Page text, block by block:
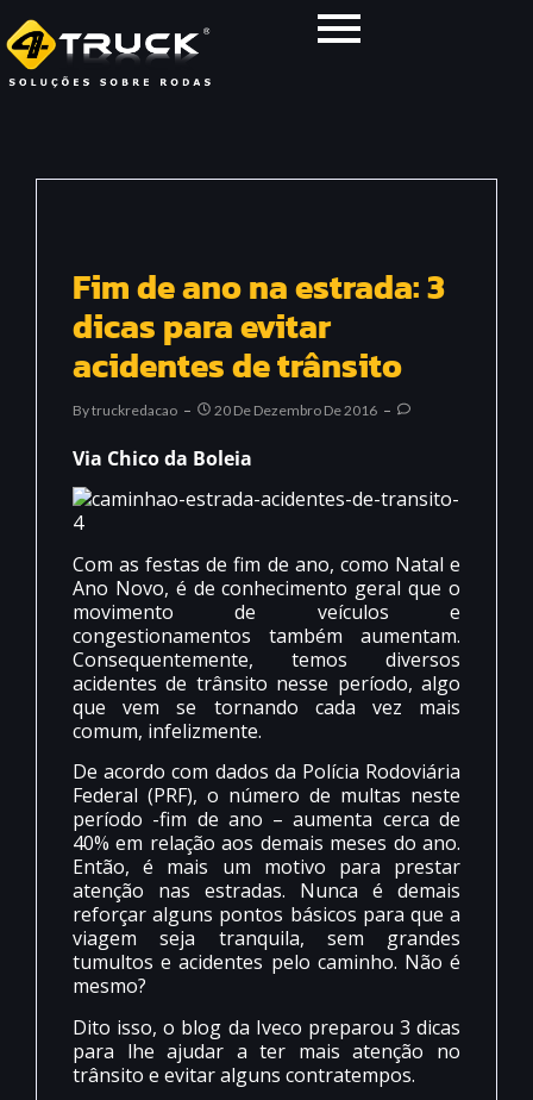
Fim de ano na estrada: 3
dicas para evitar
acidentes de trânsito
ByTruckredacao 20 De Dezembro De 2016
Via Chico da Boleia
Com as festas de fim de ano, como Natal e
Ano Novo, é de conhecimento geral que o
movimento de veículos e
congestionamentos também aumentam.
Consequentemente, temos diversos
acidentes de trânsito nesse período, algo
que vem se tornando cada vez mais
comum, infelizmente.
De acordo com dados da Polícia Rodoviária
Federal (PRF), o número de multas neste
período -fim de ano – aumenta cerca de
40% em relação aos demais meses do ano.
Então, é mais um motivo para prestar
atenção nas estradas. Nunca é demais
reforçar alguns pontos básicos para que a
viagem seja tranquila, sem grandes
tumultos e acidentes pelo caminho. Não é
mesmo?
Dito isso, o blog da Iveco preparou 3 dicas
para lhe ajudar a ter mais atenção no
trânsito e evitar alguns contratempos.